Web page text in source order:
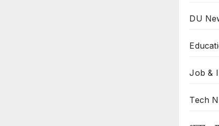
DU
Job &
Tech